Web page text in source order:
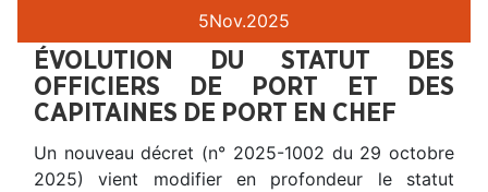
5Nov.2025
ÉVOLUTION DU STATUT DES
OFFICIERS DE PORT ET DES
CAPITAINES DE PORT EN CHEF
Un nouveau décret (n° 2025-1002 du 29 octobre
2025) vient modifier en profondeur le statut